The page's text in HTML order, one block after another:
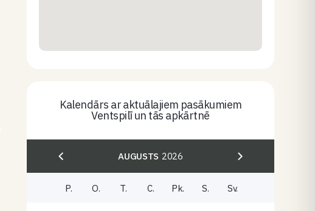
Kalendārs ar aktuālajiem pasākumiem
Ventspilī un tās apkārtnē
AUGUSTS 2026
P. O. T. C. Pk. S. Sv.